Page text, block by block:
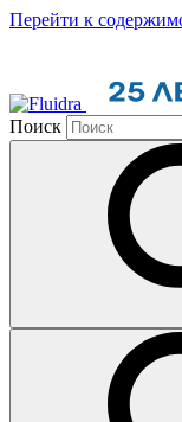
Перейти к
Поиск